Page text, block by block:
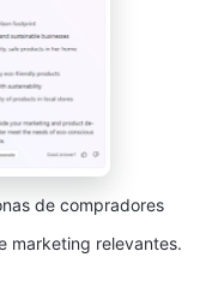
de compradores
marketing relevantes.